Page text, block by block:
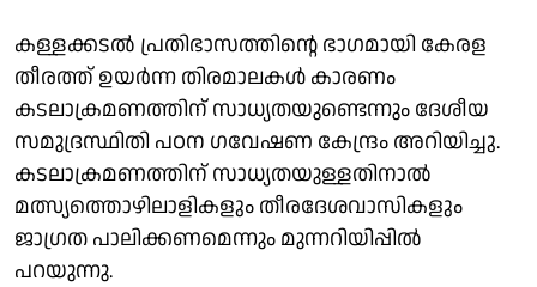
കള്ളക്കടൽ പ്രതിഭാസത്തിൻ്റെ ഭാഗമായി കേരള
തീരത്ത് ഉയർന്ന തിരമാലകൾ കാരണം
കടലാക്രമണത്തിന് സാധ്യതയുണ്ടെന്നും ദേശീയ
സമുദ്രസ്ഥിതി പഠന ഗവേഷണ കേന്ദ്രം അറിയിച്ചു.
കടലാക്രമണത്തിന് സാധ്യതയുള്ളതിനാൽ
മത്സ്യത്തൊഴിലാളികളും തീരദേശവാസികളും
ജാഗ്രത പാലിക്കണമെന്നും മുന്നറിയിപ്പിൽ
പറയുന്നു.